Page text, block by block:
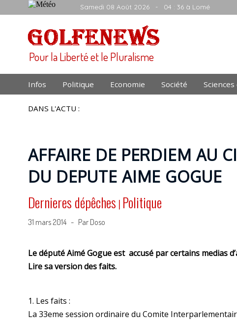
Samedi 08 Août 2026 - 04 : 36 à Lomé
Pour la Liberté et le Pluralisme
Infos Politique Economie Société
DANS L'ACTU :
AFFAIRE DE PERDIEM AU
DU DEPUTE AIME GOGUE
Dernieres dépêches | Politique
31 mars 2014 - Par Doso
Le député Aimé Gogue est accusé par certains medias
Lire sa version des faits.
1. Les faits :
La 33eme session ordinaire du Comite